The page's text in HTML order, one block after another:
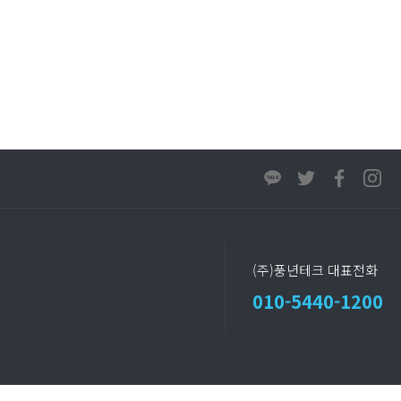
(주)풍년테크 대표전화
010-5440-1200